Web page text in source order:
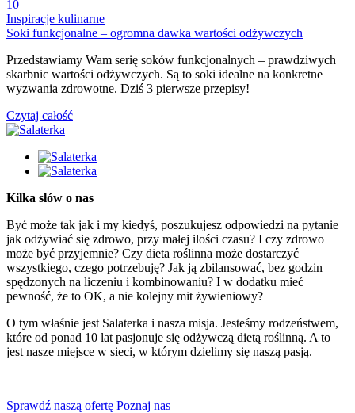
10
Inspiracje kulinarne
Soki funkcjonalne – ogromna dawka wartości odżywczych
Przedstawiamy Wam serię soków funkcjonalnych – prawdziwych
skarbnic wartości odżywczych. Są to soki idealne na konkretne
wyzwania zdrowotne. Dziś 3 pierwsze przepisy!
Czytaj całość
Kilka słów o nas
Być może tak jak i my kiedyś, poszukujesz odpowiedzi na pytanie
jak odżywiać się zdrowo, przy małej ilości czasu? I czy zdrowo
może być przyjemnie? Czy dieta roślinna może dostarczyć
wszystkiego, czego potrzebuję? Jak ją zbilansować, bez godzin
spędzonych na liczeniu i kombinowaniu? I w dodatku mieć
pewność, że to OK, a nie kolejny mit żywieniowy?
O tym właśnie jest Salaterka i nasza misja. Jesteśmy rodzeństwem,
które od ponad 10 lat pasjonuje się odżywczą dietą roślinną. A to
jest nasze miejsce w sieci, w którym dzielimy się naszą pasją.
Sprawdź naszą ofertę Poznaj nas